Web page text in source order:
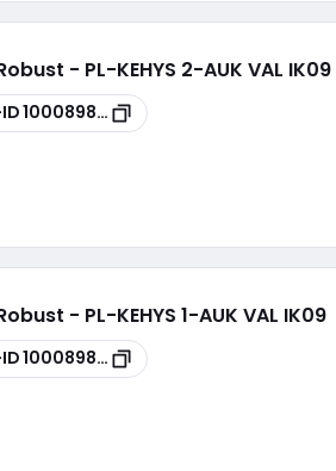
- PL-KEHYS 2-AUK VAL IK09
100089833
- PL-KEHYS 1-AUK VAL IK09
100089832